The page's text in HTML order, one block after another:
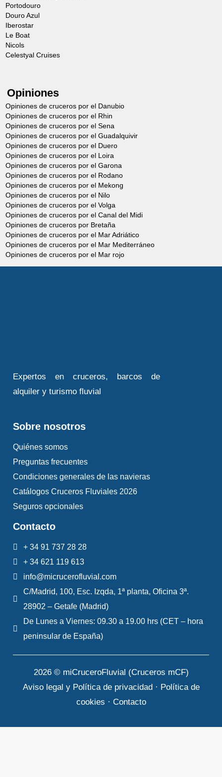
Portodouro
Douro Azul
Iberostar
Le Boat
Nicols
Celestyal Cruises
Opiniones
Opiniones de cruceros por el Danubio
Opiniones de cruceros por el Rhin
Opiniones de cruceros por el Sena
Opiniones de cruceros por el Guadalquivir
Opiniones de cruceros por el Duero
Opiniones de cruceros por el Loira
Opiniones de cruceros por el Garona
Opiniones de cruceros por el Rodano
Opiniones de cruceros por el Mekong
Opiniones de cruceros por el Nilo
Opiniones de cruceros por el Volga
Opiniones de cruceros por el Canal del Midi
Opiniones de cruceros por Bretaña
Opiniones de cruceros por el Mar Adriático
Opiniones de cruceros por el Mar Mediterráneo
Opiniones de cruceros por el Mar rojo
Expertos en cruceros, barcos de
alquiler y turismo fluvial
Sobre nosotros
Quiénes somos
Preguntas frecuentes
Condiciones generales de las navieras
Catálogos Cruceros Fluviales 2026
Seguros opcionales
Contacto
+ 34 91 737 28 28
+ 34 621 119 613
info@micrucerofluvial.com
C/Madrid, 100, Esc. Izqda, 1ª planta, Oficina 3ª.
28902 – Getafe (Madrid)
De Lunes a Viernes: 09.30 a 19.00 hrs (CET – hora
peninsular de España)
2026 © miCruceroFluvial (Cruceros mCF)
Aviso legal y Política de privacidad · Política de
cookies · Contacto